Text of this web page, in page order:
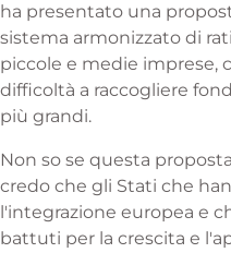
ha presentato una
sistema armonizzato di
piccole e medie imprese,
difficoltà a raccogliere
più grandi.
Non so se questa
credo che gli Stati che
l'integrazione europea e
battuti per la crescita e